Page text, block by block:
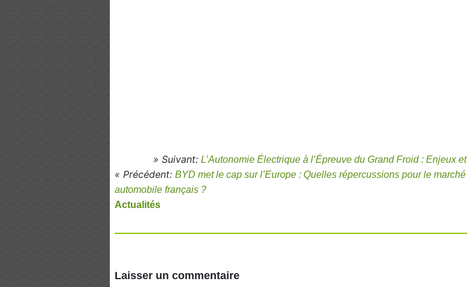
» Suivant: L’Autonomie Électrique à l’Épreuve du Grand Froid : Enjeux
« Précédent: BYD met le cap sur l’Europe : Quelles répercussions pour le marché
automobile français ?
Actualités
Laisser un commentaire